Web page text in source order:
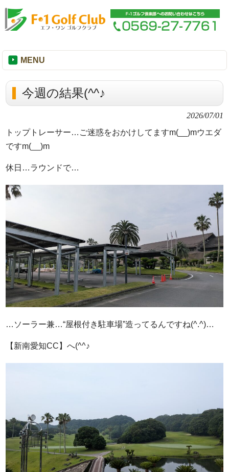
MENU
今週の結果(^^♪
2026/07/01
トップトレーサー…ご迷惑をおかけしてますm(__)mウエダ
ですm(__)m
休日…ラウンドで…
…ソーラー兼…“屋根付き駐車場”造ってるんですね(^.^)…
【新南愛知CC】へ(^^♪